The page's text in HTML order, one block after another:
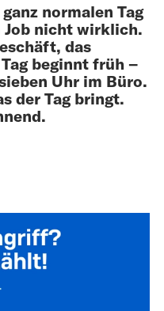
normalen Tag
Job nicht wirklich.
das
beginnt früh –
Uhr im Büro.
der Tag bringt.